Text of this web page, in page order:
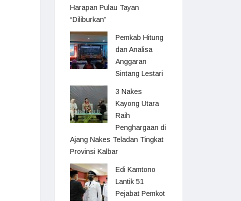
Harapan Pulau Tayan
“Diliburkan”
Pemkab Hitung
dan Analisa
Anggaran
Sintang Lestari
3 Nakes
Kayong Utara
Raih
Penghargaan di
Ajang Nakes Teladan Tingkat
Provinsi Kalbar
Edi Kamtono
Lantik 51
Pejabat Pemkot